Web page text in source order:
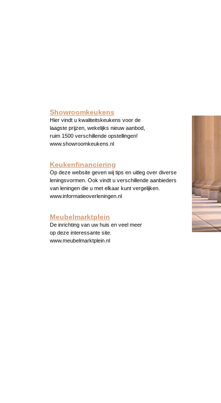
Showroomkeukens
Hier vindt u kwaliteitskeukens voor de
laagste prijzen, wekelijks nieuw aanbod,
ruim 1500 verschillende opstellingen!
www.showroomkeukens.nl
Keukenfinanciering
Op deze website geven wij tips en uitleg over diverse
leningsvormen. Ook vindt u verschillende aanbieders
van leningen die u met elkaar kunt vergelijken.
www.informatieoverleningen.nl
Meubelmarktplein
De inrichting van uw huis en veel meer
op deze interessante site.
www.meubelmarktplein.nl